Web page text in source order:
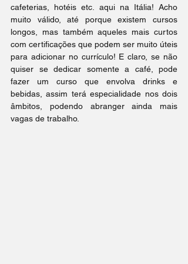
cafeterias, hotéis etc. aqui na Itália! Acho
muito válido, até porque existem cursos
longos, mas também aqueles mais curtos
com certificações que podem ser muito úteis
para adicionar no currículo! E claro, se não
quiser se dedicar somente a café, pode
fazer um curso que envolva drinks e
bebidas, assim terá especialidade nos dois
âmbitos, podendo abranger ainda mais
vagas de trabalho.